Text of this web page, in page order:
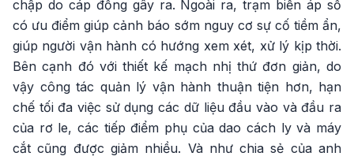
chập do cáp đồng gây ra. Ngoài ra, trạm biến áp số
có ưu điểm giúp cảnh báo sớm nguy cơ sự cố tiềm ẩn,
giúp người vận hành có hướng xem xét, xử lý kịp thời.
Bên cạnh đó với thiết kế mạch nhị thứ đơn giản, do
vậy công tác quản lý vận hành thuận tiện hơn, hạn
chế tối đa việc sử dụng các dữ liệu đầu vào và đầu ra
của rơ le, các tiếp điểm phụ của dao cách ly và máy
cắt cũng được giảm nhiều. Và như chia sẻ của anh